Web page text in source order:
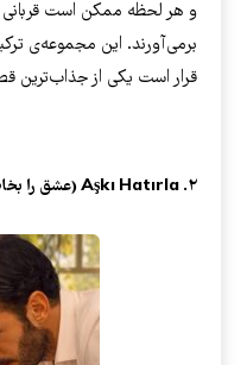
و هر لحظه ممکن است قربانی
برمی‌آورند. این مجموعه‌ی
قرار است یکی از جذاب‌ترین
۲. Aşkı Hatırla (عشق را بخاطر بسپار)